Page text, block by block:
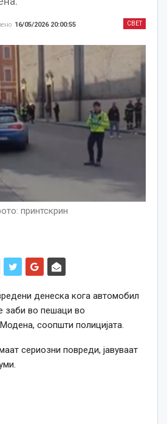
СВЕТ
16/05/2026 20:00:55
принтскрин
денеска кога автомобил
заби во пешаци во
соопшти полицијата.
сериозни повреди, јавуваат